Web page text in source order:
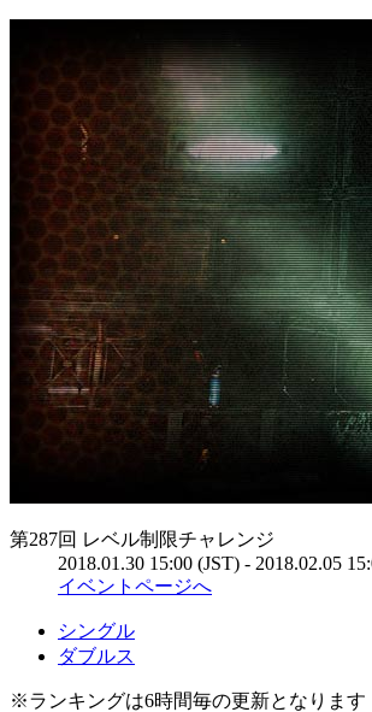
第287回 レベル制限チャレンジ
2018.01.30 15:00 (JST) - 2018.02.05
イベントページへ
シングル
ダブルス
※ランキングは6時間毎の更新となります